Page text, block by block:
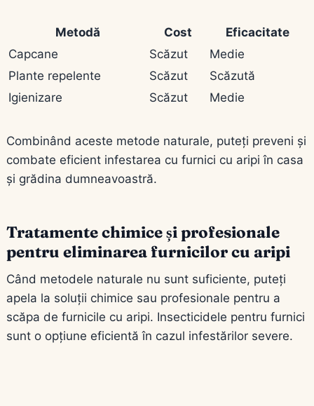
Metodă Cost
Eficacitate
Capcane
Scăzut
Medie
Plante repelente
Scăzut
Scăzută
Igienizare
Scăzut Medie
Combinând aceste metode naturale, puteți preveni și
combate eficient infestarea cu furnici cu aripi în casa
și grădina dumneavoastră.
Tratamente chimice și profesionale
pentru eliminarea furnicilor cu aripi
Când metodele naturale nu sunt suficiente, puteți
apela la soluții chimice sau profesionale pentru a
scăpa de furnicile cu aripi. Insecticidele pentru furnici
sunt o opțiune eficientă în cazul infestărilor severe.